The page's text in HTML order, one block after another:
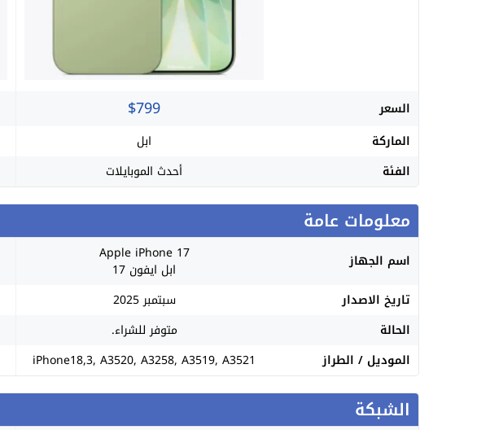
السعر $799
الماركة ابل
الفئة
أحدث الموبايلات
معلومات عامة
اسم الجهاز Apple iPhone 17
ابل ايفون 17
تاريخ الاصدار
سبتمبر 2025
الحالة
متوفر للشراء.
الموديل / الطراز
iPhone18,3, A3520, A3258, A3519, A3521
الشبكة